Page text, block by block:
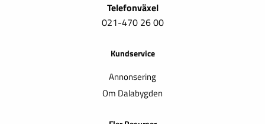
Telefonväxel
021-470 26 00
Kundservice
Annonsering
Om Dalabygden